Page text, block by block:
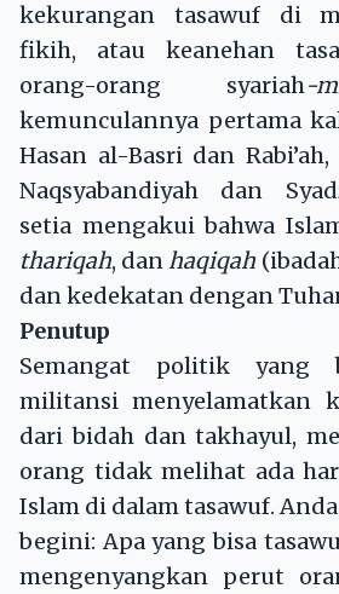
kekurangan tasawuf di
fikih, atau keanehan
orang-orang syariah-
kemunculannya pertama
Hasan al-Basri dan
Naqsyabandiyah dan
setia mengakui bahwa
thariqah, dan haqiqah
dan kedekatan dengan
Penutup
Semangat politik yang
militansi menyelamatkan
dari bidah dan takhayul,
orang tidak melihat ada
Islam di dalam tasawuf.
begini: Apa yang bisa
mengenyangkan perut